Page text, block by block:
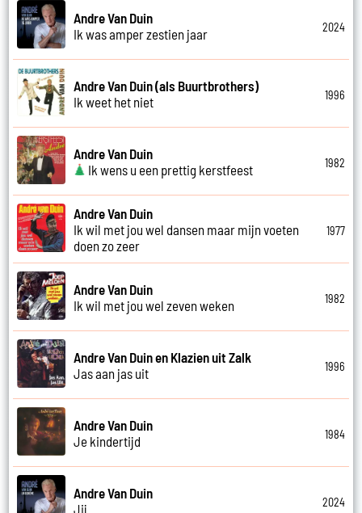
Andre Van Duin
Ik was amper zestien jaar
2024
Andre Van Duin (als Buurtbrothers)
Ik weet het niet
1996
Andre Van Duin
Ik wens u een prettig kerstfeest
1982
Andre Van Duin
Ik wil met jou wel dansen maar mijn voeten
doen zo zeer
1977
Andre Van Duin
Ik wil met jou wel zeven weken
1982
Andre Van Duin en Klazien uit Zalk
Jas aan jas uit
1996
Andre Van Duin
Je kindertijd
1984
Andre Van Duin
Jij
2024